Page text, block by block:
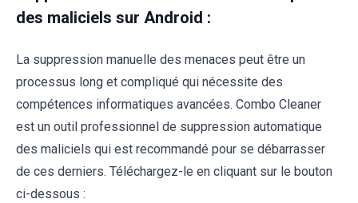
des maliciels sur Android :
La suppression manuelle des menaces peut être un
processus long et compliqué qui nécessite des
compétences informatiques avancées. Combo Cleaner
est un outil professionnel de suppression automatique
des maliciels qui est recommandé pour se débarrasser
de ces derniers. Téléchargez-le en cliquant sur le bouton
ci-dessous :